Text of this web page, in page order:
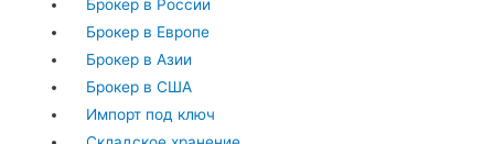
Брокер в России
Брокер в Европе
Брокер в Азии
Брокер в США
Импорт под ключ